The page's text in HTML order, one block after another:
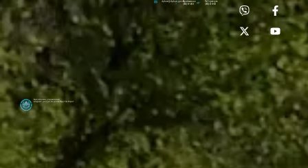
Басейнове управління
водних ресурсів річок Прут та Сірет
Лабораторія:
(0372) 53-92-00
dpbuvr@dpbuvr.gov.uaПриймальня:
(0372) 51-14-56